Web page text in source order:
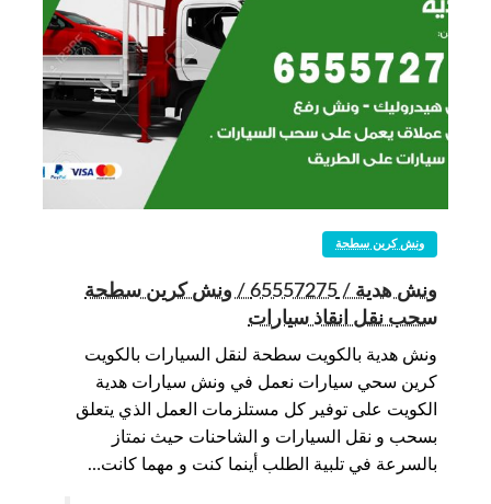
ونش كرين سطحة
ونش هدية / 65557275 / ونش كرين سطحة
سحب نقل انقاذ سيارات
ونش هدية بالكويت سطحة لنقل السيارات بالكويت
كرين سحي سيارات نعمل في ونش سيارات هدية
الكويت على توفير كل مستلزمات العمل الذي يتعلق
بسحب و نقل السيارات و الشاحنات حيث نمتاز
بالسرعة في تلبية الطلب أينما كنت و مهما كانت…